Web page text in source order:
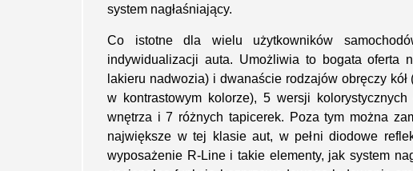
system nagłaśniający.
Co istotne dla wielu użytkowników
indywidualizacji auta. Umożliwia to bogata oferta
lakieru nadwozia) i dwanaście rodzajów obręczy
w kontrastowym kolorze), 5 wersji
wnętrza i 7 różnych tapicerek. Poza tym można
największe w tej klasie aut, w pełni diodowe
wyposażenie R-Line i takie elementy, jak system